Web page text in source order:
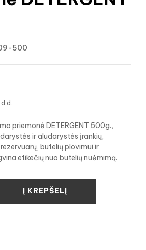
500
priemonė DETERGENT 500g.,
ir aludarystės įrankių,
butelių plovimui ir
etikečių nuo butelių nuėmimą.
Į KREPŠELĮ